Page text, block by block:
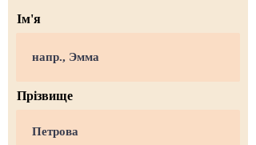
Ім'я
Прізвище